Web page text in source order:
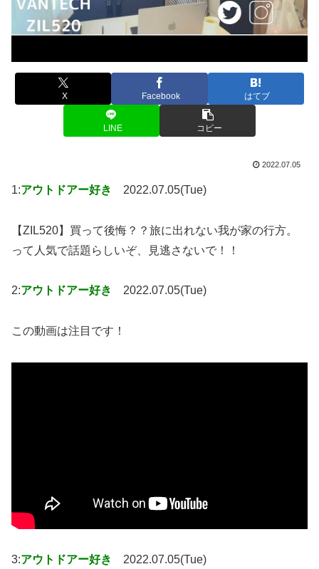
X Facebook はてブ
LINE コピー
2022.07.05
1:アウトドアー好き 2022.07.05(Tue)
【ZIL520】買って後悔？？旅に出れない我が家の行方。
って人気で話題らしいぞ、見逃さないで！！
2:アウトドアー好き 2022.07.05(Tue)
この動画は注目です！
3:アウトドアー好き 2022.07.05(Tue)